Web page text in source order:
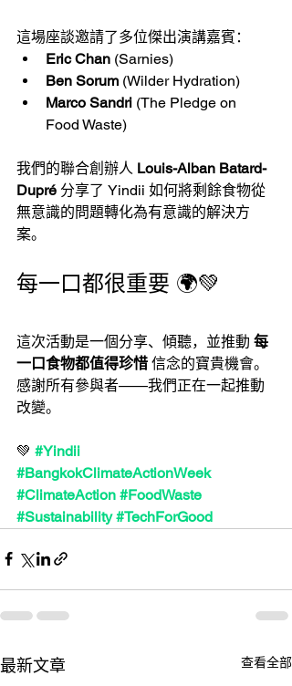
這場座談邀請了多位傑出演講嘉賓：
Eric Chan (Sarnies)
Ben Sorum (Wilder Hydration)
Marco Sandri (The Pledge on
Food Waste)
我們的聯合創辦人 Louis-Alban Batard-
Dupré 分享了 Yindii 如何將剩餘食物從
無意識的問題轉化為有意識的解決方
案。
每一口都很重要 🌍💚
這次活動是一個分享、傾聽，並推動 每
一口食物都值得珍惜 信念的寶貴機會。
感謝所有參與者——我們正在一起推動
改變。
💚 #Yindii
#BangkokClimateActionWeek
#ClimateAction #FoodWaste
#Sustainability #TechForGood
最新文章 查看全部